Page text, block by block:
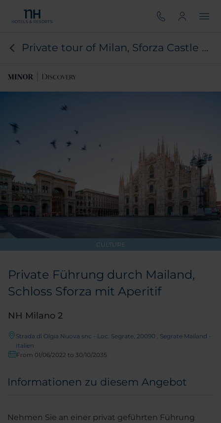
Private tour of Milan, Sforza Castle & aperitif
CULTURE
Private Führung durch Mailand,
Schloss Sforza mit Aperitif
NH Milano 2
Strada di Olgia Nuova snc - Loc. Segrate, 20090 , Segrate Mailand -
Italien
From 01/06/2022 to 30/10/2035
Informationen zu diesem Angebot
Nehmen Sie an einer privat geführten Führung